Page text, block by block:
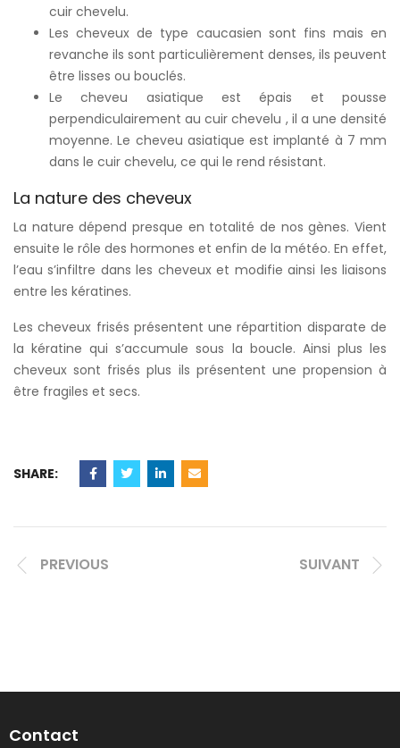
cuir chevelu.
Les cheveux de type caucasien sont fins mais en
revanche ils sont particulièrement denses, ils peuvent
être lisses ou bouclés.
Le cheveu asiatique est épais et pousse
perpendiculairement au cuir chevelu , il a une densité
moyenne. Le cheveu asiatique est implanté à 7 mm
dans le cuir chevelu, ce qui le rend résistant.
La nature des cheveux
La nature dépend presque en totalité de nos gènes. Vient
ensuite le rôle des hormones et enfin de la météo. En effet,
l’eau s’infiltre dans les cheveux et modifie ainsi les liaisons
entre les kératines.
Les cheveux frisés présentent une répartition disparate de
la kératine qui s’accumule sous la boucle. Ainsi plus les
cheveux sont frisés plus ils présentent une propension à
être fragiles et secs.
SHARE:
PREVIOUS SUIVANT
Contact